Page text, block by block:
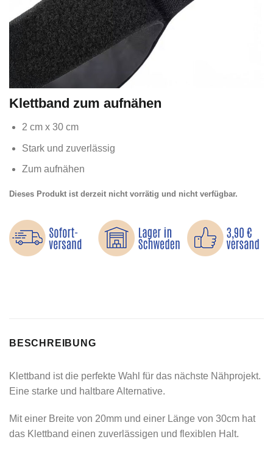
Klettband zum aufnähen
2 cm x 30 cm
Stark und zuverlässig
Zum aufnähen
Dieses Produkt ist derzeit nicht vorrätig und nicht verfügbar.
BESCHREIBUNG
Klettband ist die perfekte Wahl für das nächste Nähprojekt.
Eine starke und haltbare Alternative.
Mit einer Breite von 20mm und einer Länge von 30cm hat
das Klettband einen zuverlässigen und flexiblen Halt.